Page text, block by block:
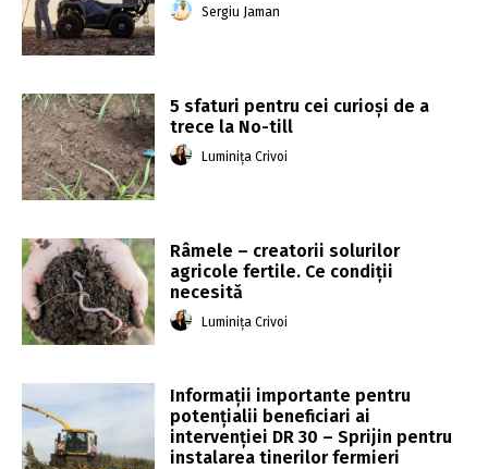
Sergiu Jaman
5 sfaturi pentru cei curioși de a
trece la No-till
Luminița Crivoi
Râmele – creatorii solurilor
agricole fertile. Ce condiții
necesită
Luminița Crivoi
Informații importante pentru
potențialii beneficiari ai
intervenției DR 30 – Sprijin pentru
instalarea tinerilor fermieri